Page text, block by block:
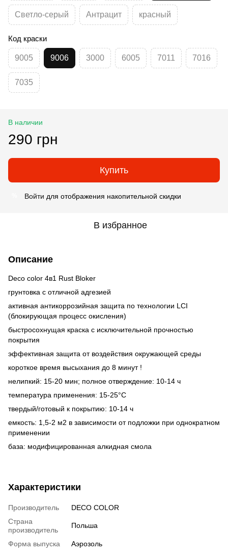
Светло-серый Антрацит красный
Код краски
9005 9006 3000 6005 7011 7016
7035
В наличии
290 грн
Купить
Войти для отображения накопительной скидки
В избранное
Описание
Deco color 4в1 Rust Bloker
грунтовка с отличной адгезией
активная антикоррозийная защита по технологии LCI
(блокирующая процесс окисления)
быстросохнущая краска с исключительной прочностью
покрытия
эффективная защита от воздействия окружающей среды
короткое время высыхания до 8 минут !
нелипкий: 15-20 мин; полное отверждение: 10-14 ч
температура применения: 15-25°C
твердый/готовый к покрытию: 10-14 ч
емкость: 1,5-2 м2 в зависимости от подложки при однократном
применении
база: модифицированная алкидная смола
Характеристики
Производитель
DECO COLOR
Страна
производитель
Польша
Форма выпуска Аэрозоль